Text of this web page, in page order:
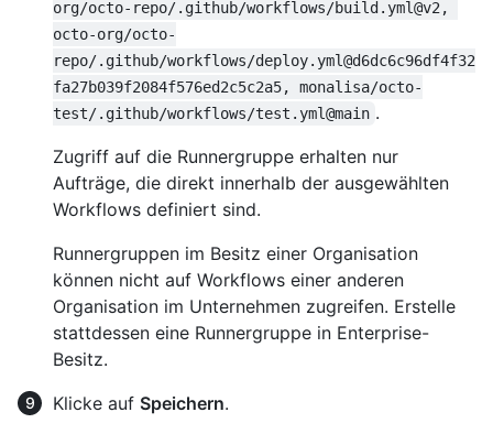
org/octo-repo/.github/workflows/build.yml@v2,
octo-org/octo-
repo/.github/workflows/deploy.yml@d6dc6c96df4f32
fa27b039f2084f576ed2c5c2a5, monalisa/octo-
test/.github/workflows/test.yml@main .
Zugriff auf die Runnergruppe erhalten nur
Aufträge, die direkt innerhalb der ausgewählten
Workflows definiert sind.
Runnergruppen im Besitz einer Organisation
können nicht auf Workflows einer anderen
Organisation im Unternehmen zugreifen. Erstelle
stattdessen eine Runnergruppe in Enterprise-
Besitz.
Klicke auf Speichern.